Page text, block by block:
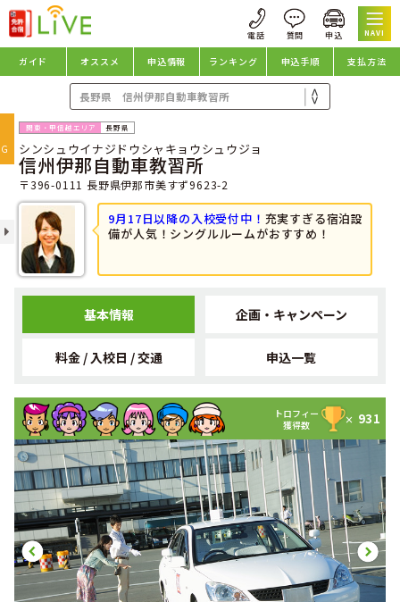
NAVI
ガイド オススメ 申込情報 ランキング 申込手順 支払方法
長野県
シンシュウイナジドウシャキョウシュウジョ
信州伊那自動車教習所
〒396-0111 長野県伊那市美すず9623-2
9月17日以降の入校受付中！ 充実すぎる宿泊設
備が人気！シングルルームがおすすめ！
基本情報 企画・キャンペーン
料金 / 入校日 / 交通 申込一覧
トロフィー
獲得数
× 931